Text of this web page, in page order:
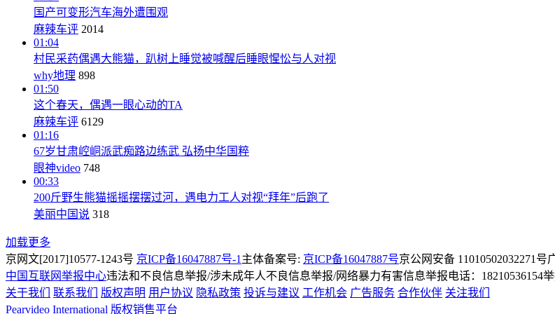
国产可变形汽车海外遭围观
麻辣车评 2014
01:04
村民采药偶遇大熊猫，趴树上睡觉被喊醒后睡眼惺忪与人对视
why地理 898
01:50
这个春天，偶遇一眼心动的TA
麻辣车评 6129
01:16
67岁甘肃崆峒派武痴路边练武 弘扬中华国粹
眼神video 748
00:33
200斤野生熊猫摇摇摆摆过河，遇电力工人对视“拜年”后跑了
美丽中国说 318
加载更多
京网文[2017]10577-1243号 京ICP备16047887号-1 主体备案号: 京ICP备16047887号京公网安备 11010502032271号
中国互联网举报中心违法和不良信息举报/涉未成年人不良信息举报/网络暴力有害信息举报电话：18210536154
关于我们
联系我们 版权声明 用户协议 隐私政策 投诉与建议 工作机会 广告服务 合作伙伴 关注我们
Pearvideo International 版权销售平台